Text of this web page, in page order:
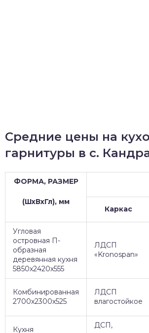
Средние цены на
гарнитуры в с.
ФОРМА, РАЗМЕР
(ШхВхГл), мм
Каркас
Угловая
островная П-
образная
деревянная кухня
5850х2420х555
ЛДСП
«Kronospan»
Комбинированная
2700х2300х525
ЛДСП
влагостойкое
Кухня
ДСП,